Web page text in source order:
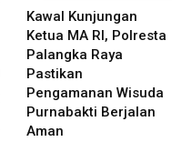
Kawal Kunjungan
Ketua MA RI, Polresta
Palangka Raya
Pastikan
Pengamanan Wisuda
Purnabakti Berjalan
Aman